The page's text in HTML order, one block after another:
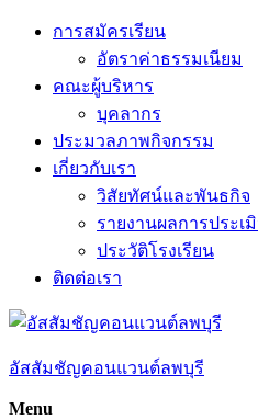
Skip
การสมัครเรียน
อัตราค่าธรรมเนียม
คณะผู้บริหาร
บุคลากร
ประมวลภาพกิจกรรม
เกี่ยวกับเรา
วิสัยทัศน์และพันธกิจ
รายงานผลการประเ
ประวัติโรงเรียน
ติดต่อเรา
อัสสัมชัญคอนแวนต์ลพบุรี
Menu